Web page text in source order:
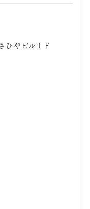
ひやビル１Ｆ